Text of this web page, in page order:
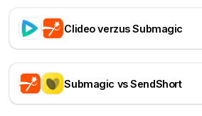
Clideo verzus Submagic
Submagic vs SendShort